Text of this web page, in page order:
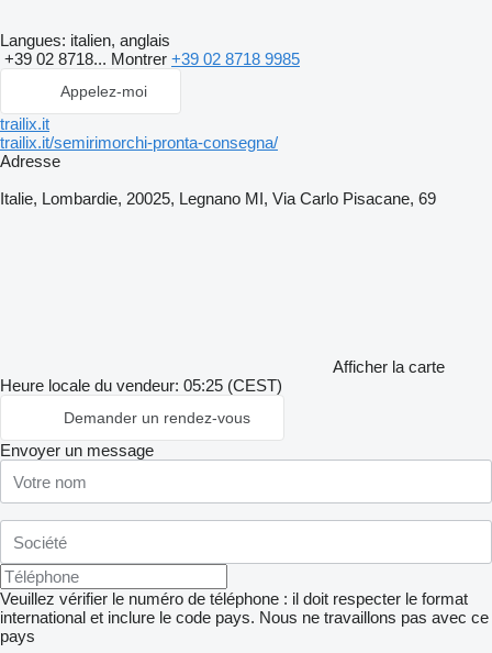
Langues: italien, anglais
+39 02 8718... Montrer +39 02 8718 9985
Appelez-moi
trailix.it
trailix.it/semirimorchi-pronta-consegna/
Adresse
Italie, Lombardie, 20025, Legnano MI, Via Carlo Pisacane, 69
Afficher la carte
Heure locale du vendeur: 05:25 (CEST)
Demander un rendez-vous
Envoyer un message
Veuillez vérifier le numéro de téléphone : il doit respecter le format
international et inclure le code pays. Nous ne travaillons pas avec ce
pays